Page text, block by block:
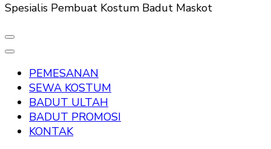
Spesialis Pembuat Kostum Badut Maskot
PEMESANAN
SEWA KOSTUM
BADUT ULTAH
BADUT PROMOSI
KONTAK